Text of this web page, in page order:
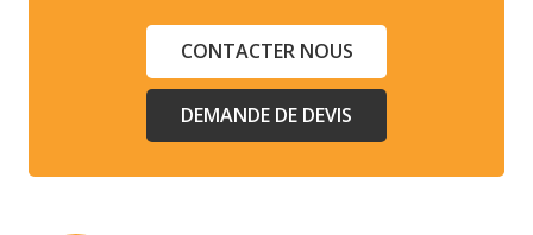
CONTACTER NOUS
DEMANDE DE DEVIS